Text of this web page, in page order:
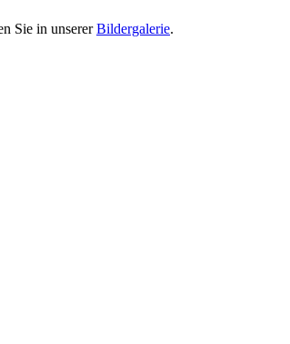
Sie in unsererBildergalerie.